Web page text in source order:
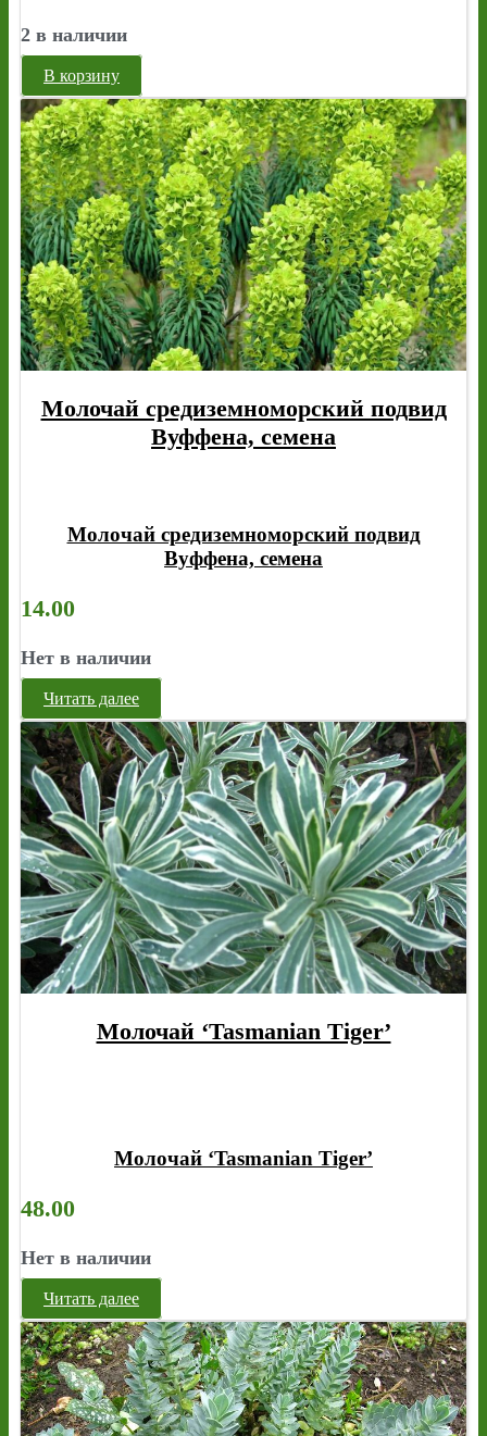
2 в наличии
В корзину
Молочай средиземноморский подвид
Вуффена, семена
Молочай средиземноморский подвид
Вуффена, семена
14.00
Нет в наличии
Читать далее
Молочай ‘Tasmanian Tiger’
Молочай ‘Tasmanian Tiger’
48.00
Нет в наличии
Читать далее